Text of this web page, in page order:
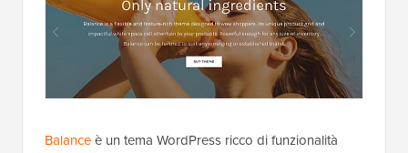
Balanceè un tema WordPress ricco di funzionalità